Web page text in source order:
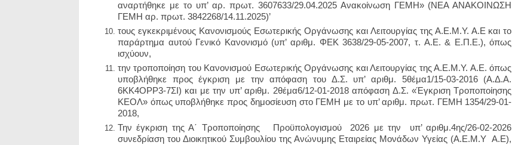
αναρτήθηκε με το υπ’ αρ. πρωτ. 3607633/29.04.2025 Ανακοίνωση ΓΕΜΗ» (ΝΕΑ ΑΝΑΚΟΙΝΩΣΗ
ΓΕΜΗ αρ. πρωτ. 3842268/14.11.2025)’
τους εγκεκριμένους Κανονισμούς Εσωτερικής Οργάνωσης και Λειτουργίας της Α.Ε.Μ.Υ. Α.Ε και το
παράρτημα αυτού Γενικό Κανονισμό (υπ’ αριθμ. ΦΕΚ 3638/29-05-2007, τ. Α.Ε. & Ε.Π.Ε.), όπως
ισχύουν,
την τροποποίηση του Κανονισμού Εσωτερικής Οργάνωσης και Λειτουργίας της Α.Ε.Μ.Υ. Α.Ε. όπως
υποβλήθηκε προς έγκριση με την απόφαση του Δ.Σ. υπ’ αριθμ. 5θέμα1/15-03-2016 (Α.Δ.Α.
6ΚΚ4ΟΡΡ3-7ΣΙ) και με την υπ’ αριθμ. 2θέμα6/12-01-2018 απόφαση Δ.Σ. «Έγκριση Τροποποίησης
ΚΕΟΛ» όπως υποβλήθηκε προς δημοσίευση στο ΓΕΜΗ με το υπ’ αριθμ. πρωτ. ΓΕΜΗ 1354/29-01-
2018,
Την έγκριση της Α΄ Τροποποίησης Προϋπολογισμού 2026 με την υπ’ αριθμ.4ης/26-02-2026
συνεδρίαση του Διοικητικού Συμβουλίου της Ανώνυμης Εταιρείας Μονάδων Υγείας (Α.Ε.Μ.Υ Α.Ε),